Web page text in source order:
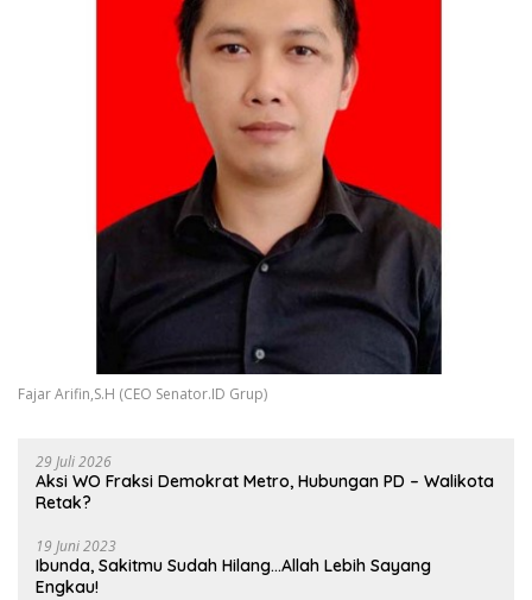
Fajar Arifin,S.H (CEO Senator.ID Grup)
29 Juli 2026
Aksi WO Fraksi Demokrat Metro, Hubungan PD – Walikota
Retak?
19 Juni 2023
Ibunda, Sakitmu Sudah Hilang…Allah Lebih Sayang
Engkau!